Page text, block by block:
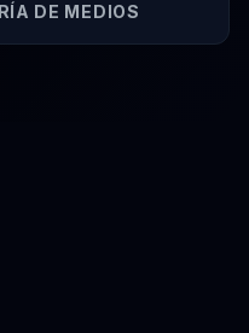
DE MEDIOS